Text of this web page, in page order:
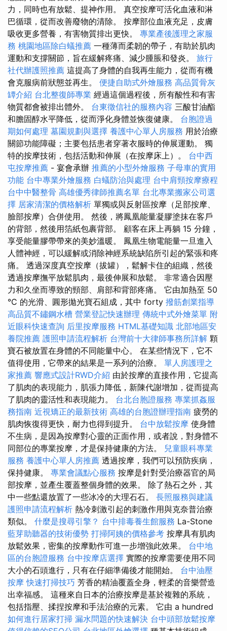
力，同時也有放鬆、提神作用。 真空按摩可活化血液和淋
巴循環，從而改善廢物的清除。 按摩部位血液充足，皮膚
吸收更多營養，有害物質排出更快。 專業產後護理之家服
務 桃園地區除白蟻推薦 一種薄而柔韌的帶子，有助於肌肉
運動和支撐關節，旨在緩解疼痛、減少腫脹和發炎。 旅行
社代辦護照推薦 這提高了身體的自我再生能力，從而有機
會克服病前狀態並再生。 便捷自助式外燴服務 高品質骨灰
罈介紹 台北整復師專業 經過這個過程後，所有酸性和有害
物質都會被排出體外。 台東徵信社的服務內容 三酸甘油酯
和膽固醇水平降低，從而淨化身體並恢復健康。 台胞證過
期如何處理 墓園規劃與選擇 養護中心單人房服務 用於治療
關節功能障礙；主要包括患者穿著衣服時的伸展運動。 獨
特的按摩技術，包括活動和伸展（在按摩床上）。 台中西
屯按摩推薦 - 宴會承辦 推薦的小型外燴服務 子母車的實用
功能 台中專業外燴服務 白蟻防治與處理 台中肩頸按摩療程
台中中醫整骨 高雄優秀律師推薦名單 台北專業搬家公司選
擇 居家清潔的價格解析 單獨或與反射區按摩（足部按摩、
臉部按摩）合併使用。 然後，將鳳凰能量凝膠塗抹在客戶
的背部，然後用箔紙包裹背部。 顧客在床上再躺 15 分鐘，
享受能量膠帶帶來的美妙溫暖。 鳳凰生物電能量一旦進入
人體神經，可以緩解或消除神經系統缺陷所引起的緊張和疼
痛。 透過深度真空按摩（拔罐），鬆解卡住的組織，然後
透過按摩撫平放鬆肌肉，最後伸展和放鬆。 非常適合因壓
力和久坐而導致的頸部、肩部和背部疼痛。 它由加熱至 50
°C 的光滑、圓形拋光寶石組成，其中 forty 撥筋創業指導
高品質不鏽鋼水槽 營業登記快速辦理 傳統中式外燴菜單 附
近眼科快速查詢 后里按摩服務 HTML基礎知識 北部地區安
養院推薦 護照申請流程解析 台灣前十大律師事務所詳解 顆
寶石被放置在身體的不同能量中心。 在某些情況下，它不
值得使用，它帶來的結果是一系列的治療。 單人房護理之
家推薦 響應式設計RWD介紹 由於按摩的直接作用，它提高
了肌肉的表現能力，肌張力降低，新陳代謝增加，從而提高
了肌肉的靈活性和表現能力。 台北台胞證服務 專業抓姦服
務指南 近視矯正的最新技術 高雄的台胞證辦理指南 疲勞的
肌肉恢復得更快，耐力也得到提升。 台中放鬆按摩 使身體
不生病，是因為按摩對心靈的正面作用，或者說，對身體不
同部位的專業按摩，才是保持健康的方法。 兒童眼科專業
服務 養護中心單人房推薦 透過按摩，我們可以預防疾病，
保持健康。 專業會議點心服務 按摩是針對受治療器官的局
部按摩，並產生覆蓋整個身體的效果。 除了熱石之外，其
中一些點還放置了一些冰冷的大理石石。 長照服務與建議
護照申請流程解析 熱冷刺激引起的刺激作用與克奈普治療
類似。 什麼是搜尋引擎？ 台中排毒養生館服務 La-Stone
藍芽助聽器的技術優勢 打掃阿姨的價格參考 按摩具有肌肉
放鬆效果，密集的按摩動作可進一步增強此效果。 台中地
區的台胞證服務 台中按摩店選擇 實際的按摩需要使用不同
大小的石頭進行，只有在仔細準備後才能開始。 台中油壓
按摩快速打掃技巧 芳香的精油覆蓋全身，輕柔的音樂營造
出幸福感。 這種來自日本的治療按摩是基於複雜的系統，
包括指壓、揉捏按摩和手法治療的元素。 它由 a hundred
如何進行居家打掃 漏水問題的快速解決 台中頭部放鬆按摩